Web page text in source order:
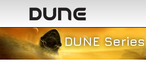
DUNE Series